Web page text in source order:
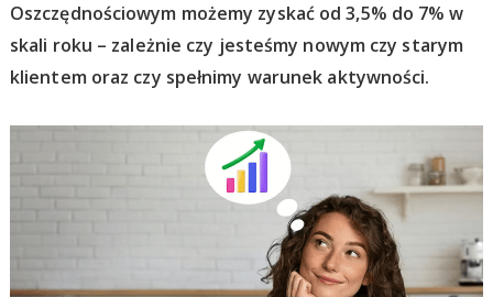
Oszczędnościowym możemy zyskać od 3,5% do 7% w
skali roku – zależnie czy jesteśmy nowym czy starym
klientem oraz czy spełnimy warunek aktywności.